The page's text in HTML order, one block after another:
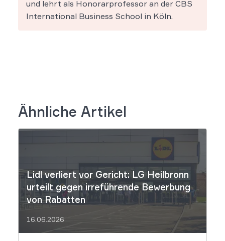
und lehrt als Honorarprofessor an der CBS
International Business School in Köln.
Ähnliche Artikel
Lidl verliert vor Gericht: LG Heilbronn
urteilt gegen irreführende Bewerbung
von Rabatten
16.06.2026